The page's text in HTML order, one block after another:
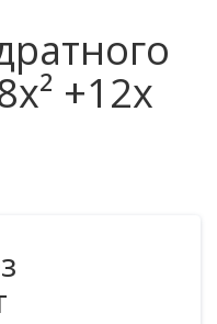
+12x